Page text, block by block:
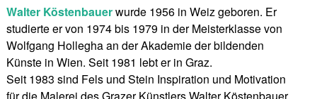
Walter Köstenbauerwurde 1956 in Weiz geboren. Er
studierte er von 1974 bis 1979 in der Meisterklasse von
Wolfgang Hollegha an der Akademie der bildenden
Künste in Wien. Seit 1981 lebt er in Graz.
Seit 1983 sind Fels und Stein Inspiration und Motivation